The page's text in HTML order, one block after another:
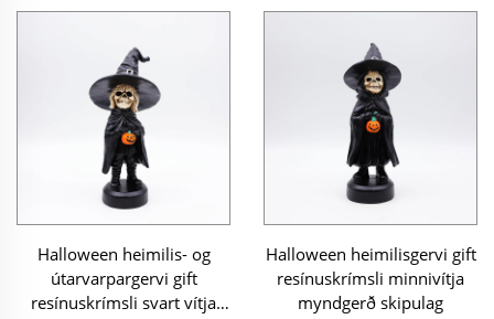
Halloween heimilis- og
útarvarpargervi gift
resínuskrímsli svart vítja
Halloween heimilisgervi gift
resínuskrímsli minnivítja
myndgerð skipulag